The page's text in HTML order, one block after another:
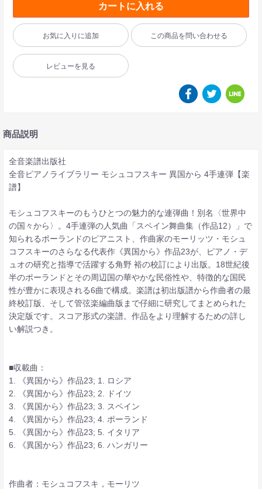
カートに入れる
お気に入りに追加 この商品を問い合わせる
レビューを見る
商品説明
全音楽譜出版社
全音ピアノライブラリー モシュコフスキー 異国から 4手連弾【楽
譜】
モシュコフスキーのもうひとつの魅力的な連弾曲！別名〈世界中
の国々から〉。4手連弾の人気曲「スペイン舞曲集（作品12）」で
知られるポーランドのピアニスト、作曲家のモーリッツ・モシュ
コフスキーのさらなる代表作《異国から》作品23が、ピアノ・デ
ュオの研究と指導で活躍する角野 裕の校訂により出版。18世紀後
半のポーランドとその周辺国の華やかな民俗性や、特徴的な国民
性が豊かに表現される6曲で構成。楽譜は初出版譜から作曲者の最
終校訂版、そして管弦楽編曲版まで仔細に研究してまとめられた
決定版です。スコア形式の楽譜。作品をより理解するための詳し
い解説つき。
■収載曲：
1. 《異国から》作品23; 1. ロシア
2. 《異国から》作品23; 2. ドイツ
3. 《異国から》作品23; 3. スペイン
4. 《異国から》作品23; 4. ポーランド
5. 《異国から》作品23; 5. イタリア
6. 《異国から》作品23; 6. ハンガリー
作曲者：モシュコフスキ，モーリツ